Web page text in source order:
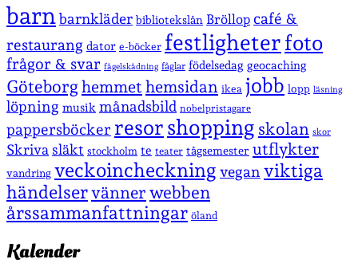
barnbarnkläder bibliotekslån Bröllop café &
restaurang dator e-böcker festligheterfoto
frågor & svar fågelskådning fåglar födelsedag geocaching
Göteborghemmet hemsidan ikea jobb lopp läsning
löpning musik månadsbild nobelpristagare
pappersböcker resor shopping skolan skor
Skriva släkt stockholm te teater tågsemester utflykter
vandring veckoincheckning vegan viktiga
händelservänner webben
årssammanfattningar öland
Kalender